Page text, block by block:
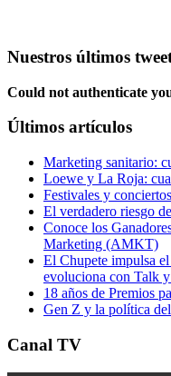
Nuestros últimos
Could not authenticate
Últimos artículos
Marketing sanitario:
Loewe y La Roja:
Festivales y
El verdadero riesgo
Conoce los
Marketing (AMKT)
El Chupete impulsa
evoluciona con Talk
18 años de Premios
Gen Z y la política
Canal TV